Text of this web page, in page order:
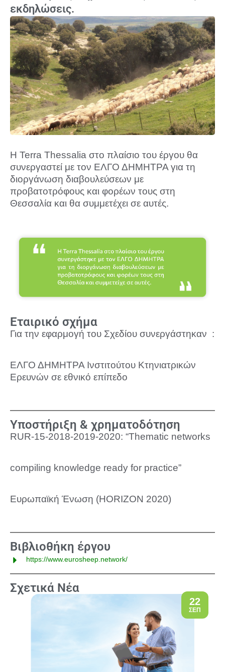
εκδηλώσεις.
Η Terra Thessalia στο πλαίσιο του έργου θα
συνεργαστεί με τον ΕΛΓΟ ΔΗΜΗΤΡΑ για τη
διοργάνωση διαβουλεύσεων με
προβατοτρόφους και φορέων τους στη
Θεσσαλία και θα συμμετέχει σε αυτές.
Εταιρικό σχήμα
Για την εφαρμογή του Σχεδίου συνεργάστηκαν :
ΕΛΓΟ ΔΗΜΗΤΡΑ Ινστιτούτου Κτηνιατρικών
Ερευνών σε εθνικό επίπεδο
Υποστήριξη & χρηματοδότηση
RUR-15-2018-2019-2020: “Thematic networks
compiling knowledge ready for practice”
Ευρωπαϊκή Ένωση (HORIZON 2020)
Βιβλιοθήκη έργου
https://www.eurosheep.network/
Σχετικά Νέα
22
ΣΕΠ